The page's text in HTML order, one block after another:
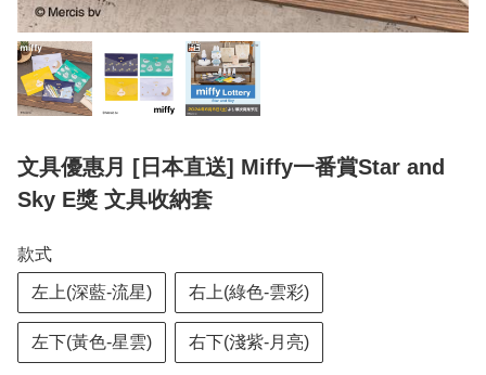
文具優惠月 [日本直送] Miffy一番賞Star and
Sky E獎 文具收納套
款式
左上(深藍-流星) 右上(綠色-雲彩)
左下(黃色-星雲) 右下(淺紫-月亮)